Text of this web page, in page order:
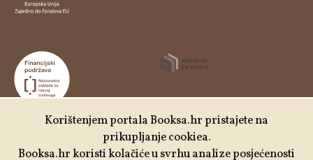
Udruga Kulturtreger je korisnik institucionalne podrške
Korištenjem portala Booksa.hr pristajete na
prikupljanje cookiea.
Booksa.hr koristi kolačiće u svrhu analize posjećenosti